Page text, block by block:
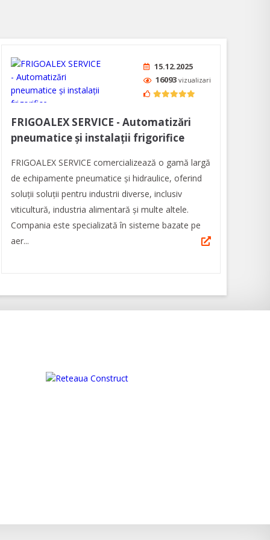
15.12.2025
16093 vizualizari
FRIGOALEX SERVICE - Automatizări
pneumatice și instalații frigorifice
FRIGOALEX SERVICE comercializează o gamă largă
de echipamente pneumatice și hidraulice, oferind
soluţii soluții pentru industrii diverse, inclusiv
viticultură, industria alimentară și multe altele.
Compania este specializată în sisteme bazate pe
aer...